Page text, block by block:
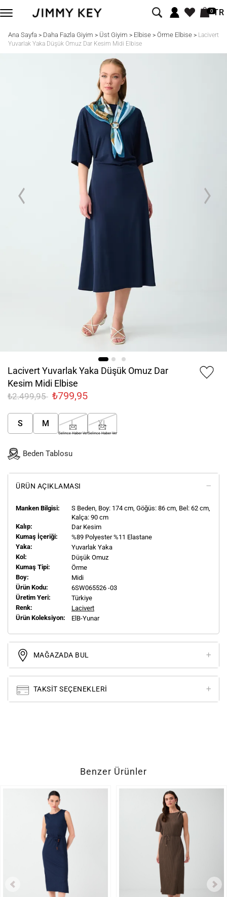
0TR
Ana Sayfa > Daha Fazla Giyim > Üst Giyim > Elbise> Örme Elbise> Lacivert
Yuvarlak Yaka Düşük Omuz Dar Kesim Midi Elbise
Lacivert Yuvarlak Yaka Düşük Omuz Dar
Kesim Midi Elbise
₺2.499,95 ₺799,95
S M L
Gelince Haber Ver
XL
Gelince Haber Ver
Beden Tablosu
ÜRÜN AÇIKLAMASI
Manken Bilgisi: S Beden, Boy: 174 cm, Göğüs: 86 cm, Bel: 62 cm,
Kalça: 90 cm
Kalıp:
Dar Kesim
Kumaş İçeriği:
%89 Polyester %11 Elastane
Yaka:
Yuvarlak Yaka
Kol:
Düşük Omuz
Kumaş Tipi:
Örme
Boy:
Midi
Ürün Kodu:
6SW065526 -03
Üretim Yeri:
Türkiye
Renk:
Lacivert
Ürün Koleksiyon:
ElB-Yunar
MAĞAZADA BUL
TAKSIT SEÇENEKLERI
Benzer Ürünler